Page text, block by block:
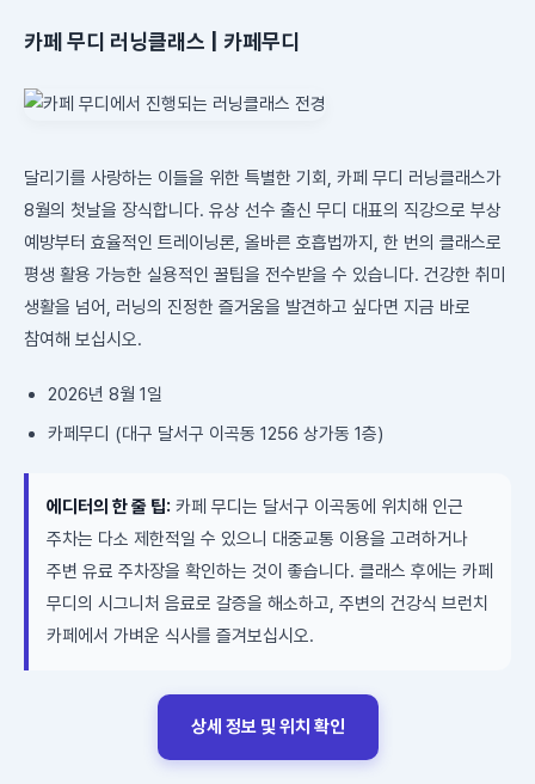
카페 무디 러닝클래스 | 카페무디
달리기를 사랑하는 이들을 위한 특별한 기회, 카페 무디 러닝클래스가
8월의 첫날을 장식합니다. 유상 선수 출신 무디 대표의 직강으로 부상
예방부터 효율적인 트레이닝론, 올바른 호흡법까지, 한 번의 클래스로
평생 활용 가능한 실용적인 꿀팁을 전수받을 수 있습니다. 건강한 취미
생활을 넘어, 러닝의 진정한 즐거움을 발견하고 싶다면 지금 바로
참여해 보십시오.
2026년 8월 1일
카페무디 (대구 달서구 이곡동 1256 상가동 1층)
에디터의 한 줄 팁: 카페 무디는 달서구 이곡동에 위치해 인근
주차는 다소 제한적일 수 있으니 대중교통 이용을 고려하거나
주변 유료 주차장을 확인하는 것이 좋습니다. 클래스 후에는 카페
무디의 시그니처 음료로 갈증을 해소하고, 주변의 건강식 브런치
카페에서 가벼운 식사를 즐겨보십시오.
상세 정보 및 위치 확인